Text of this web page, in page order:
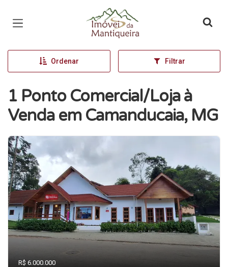
Página inicial
Ordenar Filtrar
1 Ponto Comercial/Loja à
Venda em Camanducaia, MG
R$ 6.000.000